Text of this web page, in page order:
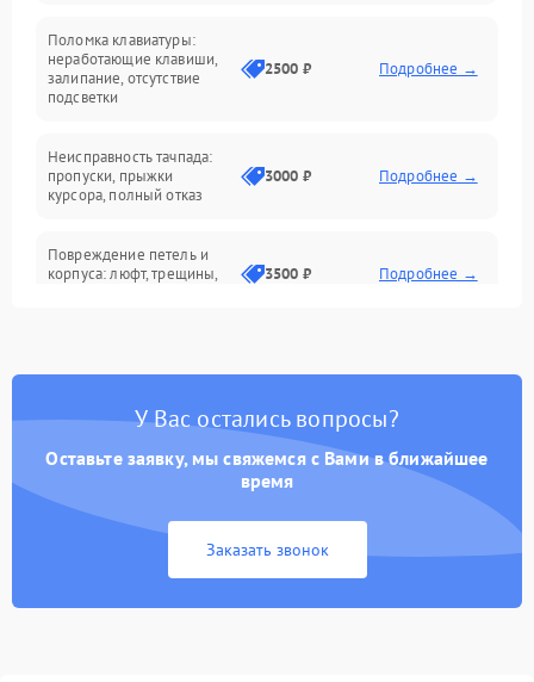
Интерфейсные проблемы
Батарея
Сеть и интернет
Поломка клавиатуры:
неработающие клавиши,
залипание, отсутствие
подсветки
2500 ₽ Подробнее →
Неисправность тачпада:
пропуски, прыжки
курсора, полный отказ
3000 ₽ Подробнее →
Повреждение петель и
корпуса: люфт, трещины,
3500 ₽ Подробнее →
быстрая разрядка,
2500 ₽ Подробнее →
Неисправность зарядного
питания
2000 ₽ Подробнее →
неисправности кулера
У Вас остались вопросы?
Оставьте заявку, мы свяжемся с Вами в ближайшее
время
Заказать звонок